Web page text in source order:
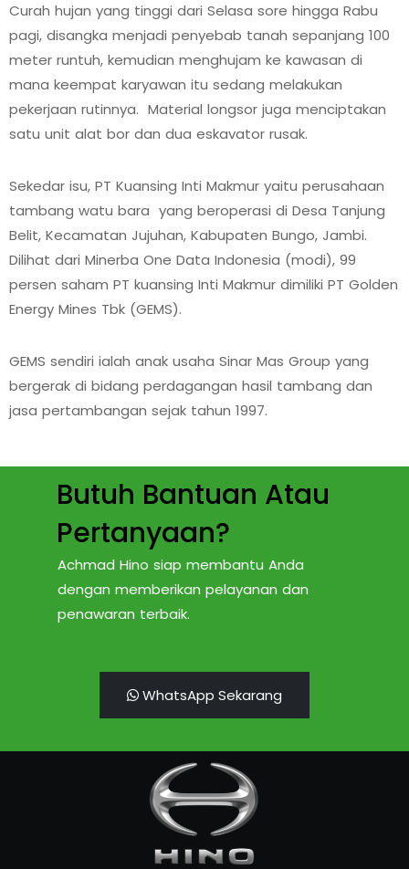
Curah hujan yang tinggi dari Selasa sore hingga Rabu
pagi, disangka menjadi penyebab tanah sepanjang 100
meter runtuh, kemudian menghujam ke kawasan di
mana keempat karyawan itu sedang melakukan
pekerjaan rutinnya. Material longsor juga menciptakan
satu unit alat bor dan dua eskavator rusak.
Sekedar isu, PT Kuansing Inti Makmur yaitu perusahaan
tambang watu bara yang beroperasi di Desa Tanjung
Belit, Kecamatan Jujuhan, Kabupaten Bungo, Jambi.
Dilihat dari Minerba One Data Indonesia (modi), 99
persen saham PT kuansing Inti Makmur dimiliki PT Golden
Energy Mines Tbk (GEMS).
GEMS sendiri ialah anak usaha Sinar Mas Group yang
bergerak di bidang perdagangan hasil tambang dan
jasa pertambangan sejak tahun 1997.
Butuh Bantuan Atau
Pertanyaan?
Achmad Hino siap membantu Anda
dengan memberikan pelayanan dan
penawaran terbaik.
WhatsApp Sekarang